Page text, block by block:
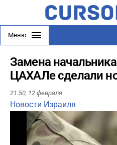
Меню
Замена
ЦАХАЛе сделали
21:50, 12 февраля
Новости Израиля